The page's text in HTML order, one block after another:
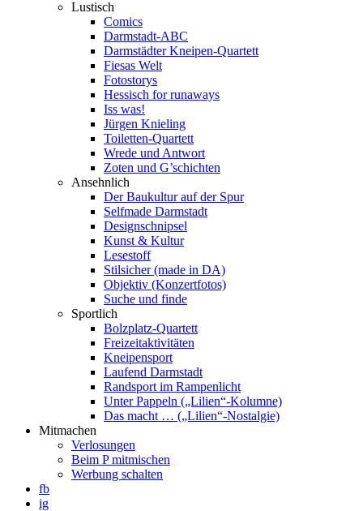
Lustisch
Comics
Darmstadt-ABC
Darmstädter Kneipen-Quartett
Fiesas Welt
Fotostorys
Hessisch for runaways
Iss was!
Jürgen Knieling
Toiletten-Quartett
Wrede und Antwort
Zoten und G’schichten
Ansehnlich
Der Baukultur auf der Spur
Selfmade Darmstadt
Designschnipsel
Kunst & Kultur
Lesestoff
Stilsicher (made in DA)
Objektiv (Konzertfotos)
Suche und finde
Sportlich
Bolzplatz-Quartett
Freizeitaktivitäten
Kneipensport
Laufend Darmstadt
Randsport im Rampenlicht
Unter Pappeln („Lilien“-Kolumne)
Das macht … („Lilien“-Nostalgie)
Mitmachen
Verlosungen
Beim P mitmischen
Werbung schalten
fb
ig